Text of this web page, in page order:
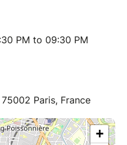
PM to 09:30 PM
Paris, France
+